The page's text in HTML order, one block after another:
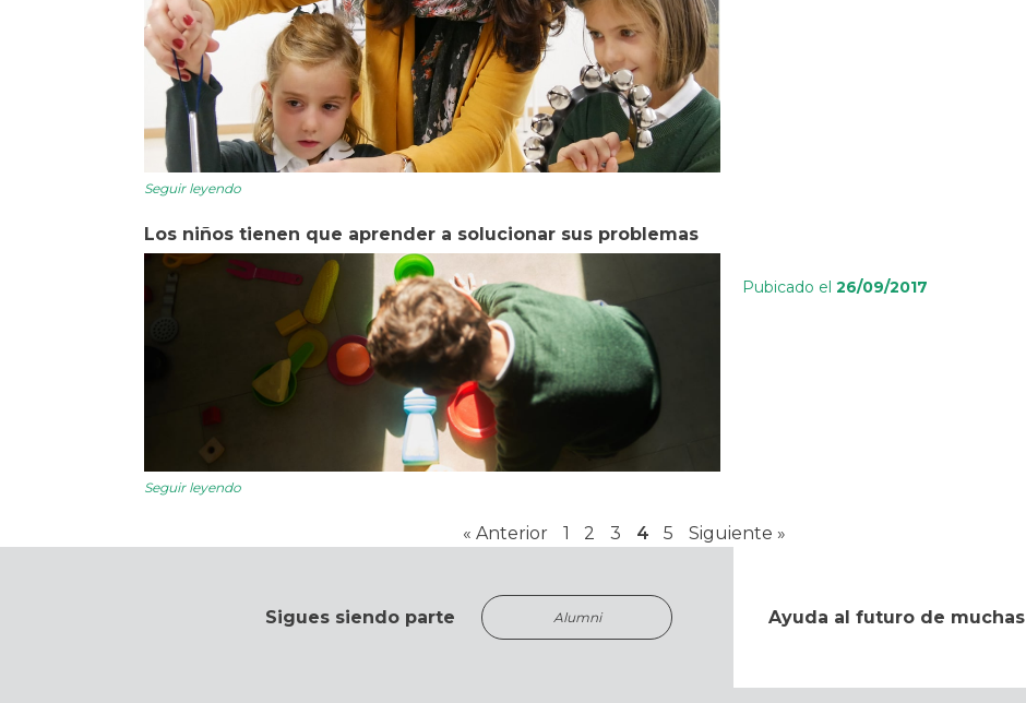
Seguir leyendo
Los niños tienen que aprender a solucionar sus problemas
Pubicado el 26/09/2017
Seguir leyendo
« Anterior 1 2 3 4 5 Siguiente »
Sigues siendo parte Alumni Ayuda al futuro de muchas